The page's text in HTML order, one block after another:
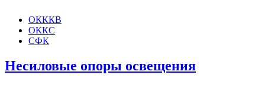
ОКККВ
ОККС
СФК
Несиловые опоры освещения